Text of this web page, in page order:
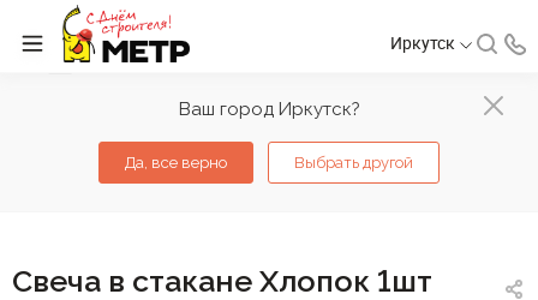
Ваш город Иркутск?
Да, все верно Выбрать другой
Иркутск
Свеча в стакане Хлопок 1шт